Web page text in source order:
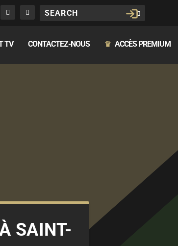
TV CONTACTEZ-NOUS ♛ ACCÈS PREMIUM
SAINT-